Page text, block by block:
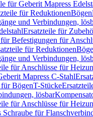
für Geberit Mapress
für ReduktionenBögen
und Verbindungen,
Ersatzteile für
Befestigungen für
für Reduktionen
und Verbindungen,
für Anschlüsse für
Mapress C-Stahl
BögenT-Stücke
lösbar
für Anschlüsse für
Schraube für